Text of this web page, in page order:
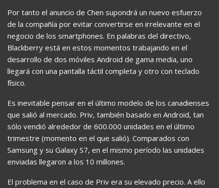
Por tanto el anuncio de Chen supondrá un nuevo esfuerzo
de la compañía por evitar convertirse en irrelevante en el
negocio de los smartphones. En palabras del directivo,
Blackberry está en estos momentos trabajando en el
desarrollo de dos móviles Android de gama media, uno
llegará con una pantalla táctil completa y otro con teclado
físico.
Es inevitable pensar en el último modelo de los canadienses
que salió al mercado. Priv, también basado en Android, tan
sólo vendió alrededor de 600.000 unidades en el último
trimestre (momento en el que salió). Comparados con
Samsung y su Galaxy S7, en el mismo período las unidades
enviadas llegaron a los 10 millones.
El problema en el caso de Priv era su elevado precio. A ello